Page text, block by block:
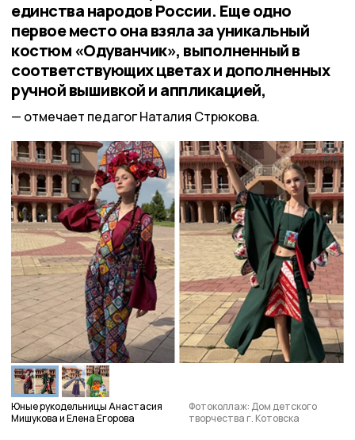
единства народов России. Еще одно
первое место она взяла за уникальный
костюм «Одуванчик», выполненный в
соответствующих цветах и дополненных
ручной вышивкой и аппликацией,
отмечает педагог Наталия Стрюкова.
Юные рукодельницы Анастасия
Мишукова и Елена Егорова
Фотоколлаж: Дом детского
творчества г. Котовска